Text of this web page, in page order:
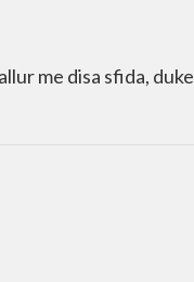
me disa sfida, duke